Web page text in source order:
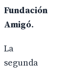
Fundación
Amigó.
La
segunda